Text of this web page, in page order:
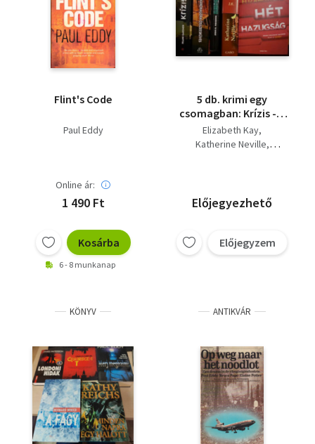
Flint's Code
Paul Eddy
Online ár:
1 490 Ft
Kosárba
6 - 8 munkanap
5 db. krimi egy
csomagban: Krízis - A
mandragóra-
összeesküvés -
Elizabeth Kay
Katherine Neville
Előjegyezhető
Előjegyzem
KÖNYV ANTIKVÁR